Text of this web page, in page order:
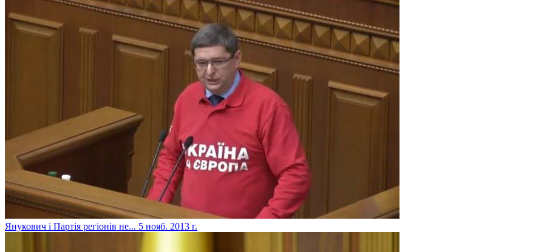
Янукович і Партія регіонів не... 5 нояб. 2013 г.